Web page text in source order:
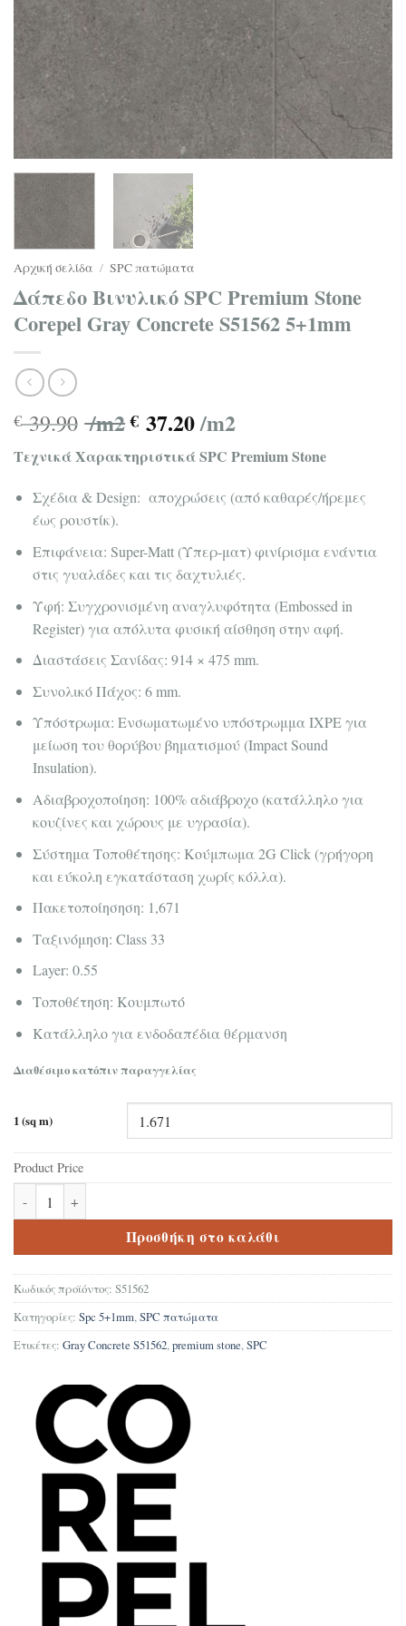
Αρχική σελίδα / SPC πατώματα
Δάπεδο Βινυλικό SPC Premium Stone
Corepel Gray Concrete S51562 5+1mm
€39.90 /m2 € 37.20/m2
Τεχνικά Χαρακτηριστικά SPC Premium Stone
Σχέδια & Design: αποχρώσεις (από καθαρές/ήρεμες
έως ρουστίκ).
Επιφάνεια: Super-Matt (Υπερ-ματ) φινίρισμα ενάντια
στις γυαλάδες και τις δαχτυλιές.
Υφή: Συγχρονισμένη αναγλυφότητα (Embossed in
Register) για απόλυτα φυσική αίσθηση στην αφή.
Διαστάσεις Σανίδας: 914 × 475 mm.
Συνολικό Πάχος: 6 mm.
Υπόστρωμα: Ενσωματωμένο υπόστρωμμα IXPE για
μείωση του θορύβου βηματισμού (Impact Sound
Insulation).
Αδιαβροχοποίηση: 100% αδιάβροχο (κατάλληλο για
κουζίνες και χώρους με υγρασία).
Σύστημα Τοποθέτησης: Κούμπωμα 2G Click (γρήγορη
και εύκολη εγκατάσταση χωρίς κόλλα).
Πακετοποίησηση: 1,671
Ταξινόμηση: Class 33
Layer: 0.55
Τοποθέτηση: Κουμπωτό
Κατάλληλο για ενδοδαπέδια θέρμανση
Διαθέσιμο κατόπιν παραγγελίας
1 (sq m)
Product Price
Δάπεδο Βινυλικό SPC Premium Stone Corepel Gray Concrete
Προσθήκη στο καλάθι
Κωδικός προϊόντος: S51562
Κατηγορίες: Spc 5+1mm,SPC πατώματα
Ετικέτες: Gray Concrete S51562,premium stone,SPC